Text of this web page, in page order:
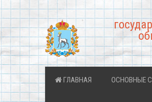
ГЛАВНАЯ ОСНОВНЫЕ